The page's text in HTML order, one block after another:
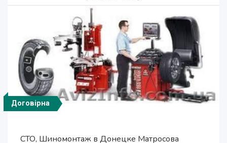
300 грн.
Эвакуатор Одесса
300 грн.
Эвакуатор в Одессе
300 грн.
Эвакуатор в Макеевке
Договірна
СТО, Шиномонтаж в Донецке Матросова
300 грн.
Эвакуатор Одесса Сервис
300 $
Служба эвакуации в Макеевке
Договірна
Шиномонтаж в Донецке Район парка
100 $
Автосервис Тех-Авто Донецк
100 грн.
Автосервис СТО в Донецке
100 грн.
СТО Донецк Шахтер Манеж.
300 грн.
Эвакуатор Одесса
300 грн.
Эвакуатор в Одессе